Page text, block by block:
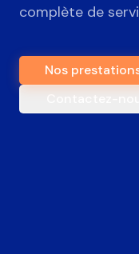
complète de
Nos
Contactez-